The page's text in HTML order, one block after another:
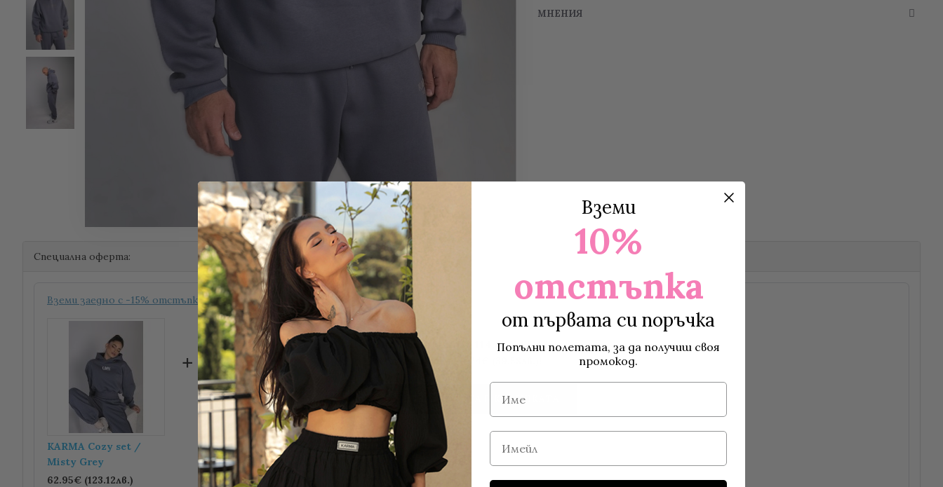
МНЕНИЯ
Специална оферта:
Вземи заедно с -15% отстъпка
KARMA Cozy set /
Misty Grey
62.95€ (123.12лв.)
+
Мъжки сет FOR THE
FEW / Misty Grey
71.95€ (140.72лв.)
Цена на комплекта: 114.67€ (224.27лв.)
Спестявате 20.24€ (39.58лв.)!
ДОБАВИ КОМПЛЕКТА В КОЛИЧКАТА
Вземи
10%
отстъпка
от първата си поръчка
Попълни полетата, за да получиш своя
промокод.
Име
Имейл